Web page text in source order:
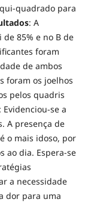
quadrado para
: A
85% e no B de
foram
de ambos
foram os joelhos
pelos quadris
Evidenciou-se a
A presença de
o mais idoso, por
ao dia. Espera-se
a necessidade
dor para uma